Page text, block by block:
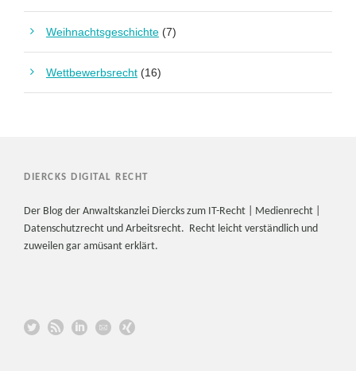
Weihnachtsgeschichte (7)
Wettbewerbsrecht (16)
DIERCKS DIGITAL RECHT
Der Blog der Anwaltskanzlei Diercks zum IT-Recht | Medienrecht |
Datenschutzrecht und Arbeitsrecht. Recht leicht verständlich und
zuweilen gar amüsant erklärt.